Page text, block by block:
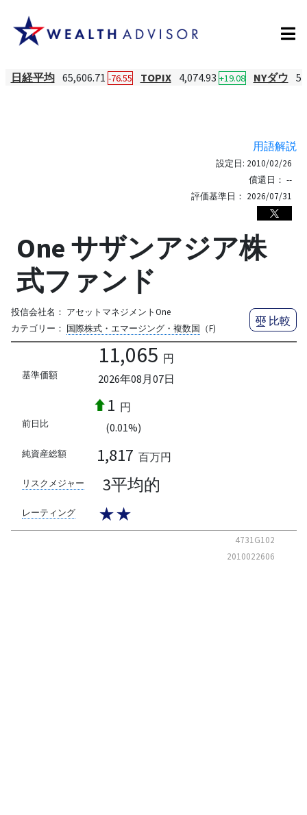
日経平均 65,606.71 -76.55 TOPIX 4,074.93 +19.08 NYダウ
用語解説
設定日: 2010/02/26
償還日： --
評価基準日： 2026/07/31
One サザンアジア株
式ファンド
投信会社名： アセットマネジメントOne
カテゴリー： 国際株式・エマージング・複数国 （F)
比較
基準価額
11,065 円
2026年08月07日
前日比
1 円
(0.01%)
純資産総額 1,817 百万円
リスクメジャー 3平均的
レーティング ★★
4731G102
2010022606